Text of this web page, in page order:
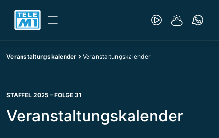
Veranstaltungskalender Veranstaltungskalender
STAFFEL 2025 – FOLGE 31
Veranstaltungskalender